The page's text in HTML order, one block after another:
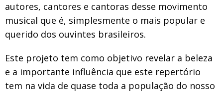
autores, cantores e cantoras desse movimento
musical que é, simplesmente o mais popular e
querido dos ouvintes brasileiros.
Este projeto tem como objetivo revelar a beleza
e a importante influência que este repertório
tem na vida de quase toda a população do nosso